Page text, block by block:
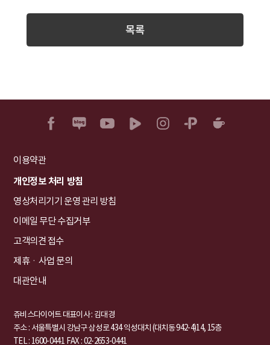
목록
이용약관
개인정보 처리 방침
영상처리기기 운영 관리 방침
이메일 무단 수집거부
고객의견 접수
제휴ㆍ사업 문의
대관안내
쥬비스다이어트 대표이사 : 김대경
주소 : 서울특별시 강남구 삼성로 434 익성대치 (대치동 942-4)14, 15층
TEL : 1600-0441 FAX : 02-2653-0441